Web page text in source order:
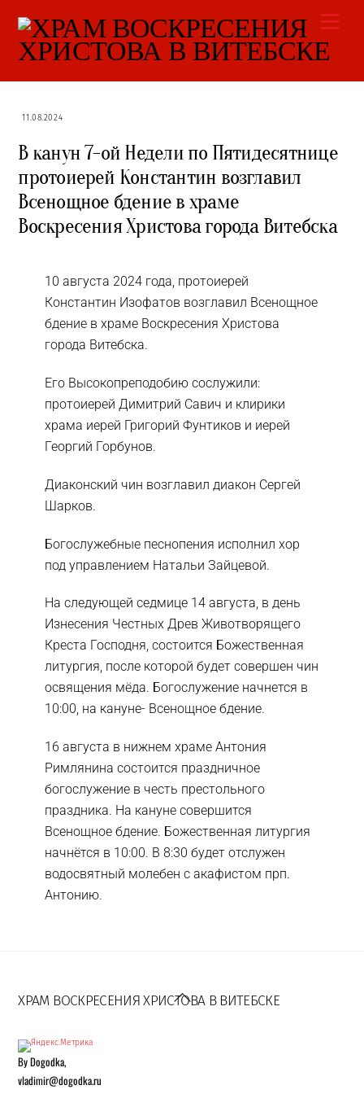
content
11.08.2024
В канун 7-ой Недели по Пятидесятнице
протоиерей Константин возглавил
Всенощное бдение в храме
Воскресения Христова города Витебска
10 августа 2024 года, протоиерей
Константин Изофатов возглавил Всенощное
бдение в храме Воскресения Христова
города Витебска.
Его Высокопреподобию сослужили:
протоиерей Димитрий Савич и клирики
храма иерей Григорий Фунтиков и иерей
Георгий Горбунов.
Диаконский чин возглавил диакон Сергей
Шарков.
Богослужебные песнопения исполнил хор
под управлением Натальи Зайцевой.
На следующей седмице 14 августа, в день
Изнесения Честных Древ Животворящего
Креста Господня, состоится Божественная
литургия, после которой будет совершен чин
освящения мёда. Богослужение начнется в
10:00, на кануне- Всенощное бдение.
16 августа в нижнем храме Антония
Римлянина состоится праздничное
богослужение в честь престольного
праздника. На кануне совершится
Всенощное бдение. Божественная литургия
начнётся в 10:00. В 8:30 будет отслужен
водосвятный молебен с акафистом прп.
Антонию.
To
Top
ХРАМ ВОСКРЕСЕНИЯ ХРИСТОВА В ВИТЕБСКЕ
By Dogodka,
vladimir@dogodka.ru